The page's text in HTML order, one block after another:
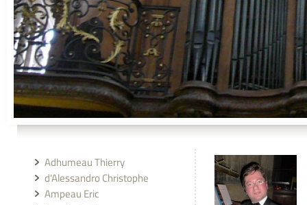
Adhumeau Thierry
d'Alessandro Christophe
Ampeau Eric